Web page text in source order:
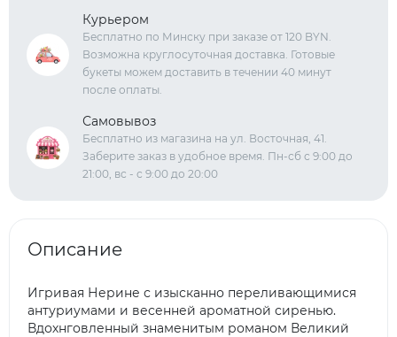
Курьером
Бесплатно по Минску при заказе от 120 BYN.
Возможна круглосуточная доставка. Готовые
букеты можем доставить в течении 40 минут
после оплаты.
Самовывоз
Бесплатно из магазина на ул. Восточная, 41.
Заберите заказ в удобное время. Пн-сб с 9:00 до
21:00, вс - с 9:00 до 20:00
Описание
Игривая Нерине с изысканно переливающимися
антуриумами и весенней ароматной сиренью.
Вдохнговленный знаменитым романом Великий